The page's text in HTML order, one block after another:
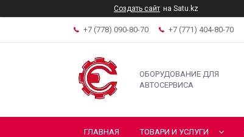
Создать сайт на Satu.kz
+7 (778) 090-80-70 +7 (771) 404-80-70
ОБОРУДОВАНИЕ ДЛЯ
АВТОСЕРВИСА
ГЛАВНАЯ ТОВАРИ И УСЛУГИ